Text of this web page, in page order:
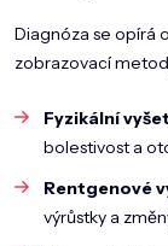
Diagnóza se opírá
zobrazovací
Fyzikální
bolestivost a
Rentgenové
výrůstky a